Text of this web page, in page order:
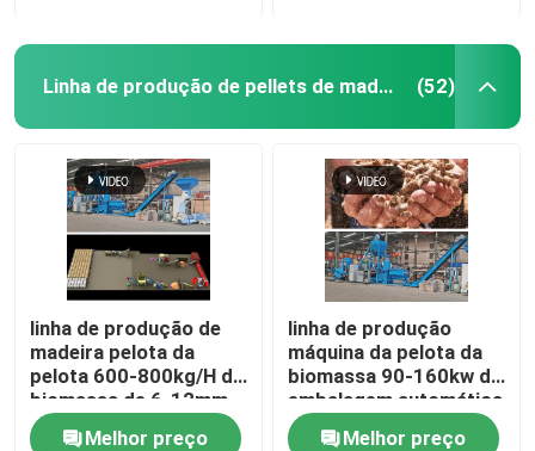
Linha de produção de pellets de madeira (52)
linha de produção de
madeira pelota da
pelota 600-800kg/H da
biomassa de 6-12mm
que faz a máquina
Melhor preço
linha de produção
máquina da pelota da
biomassa 90-160kw de
embalagem automática
da pelota de 10-30mm
Melhor preço